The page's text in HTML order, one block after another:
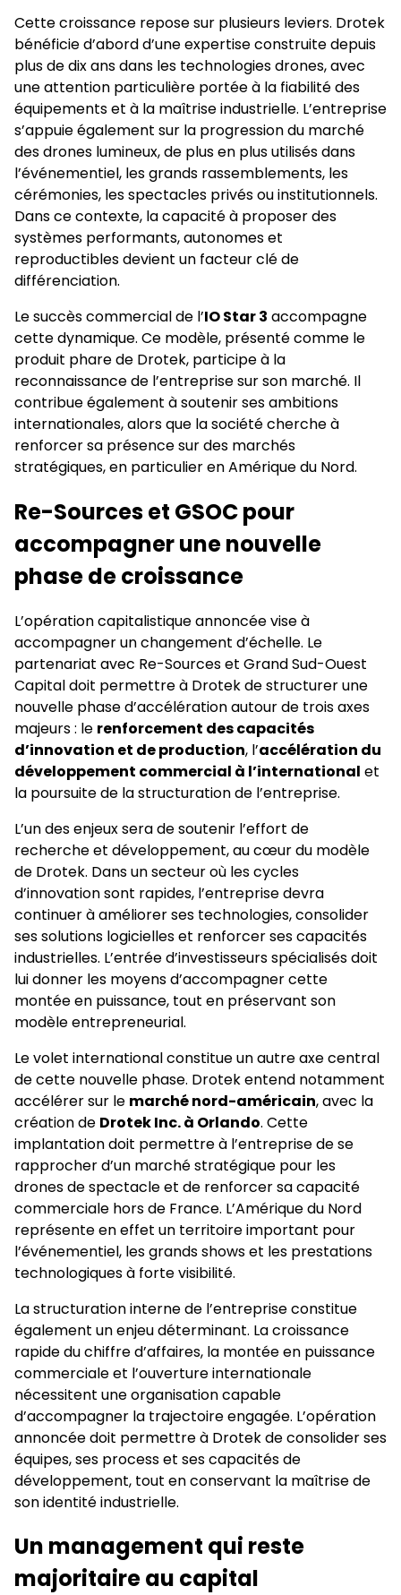
Cette croissance repose sur plusieurs leviers. Drotek
bénéficie d’abord d’une expertise construite depuis
plus de dix ans dans les technologies drones, avec
une attention particulière portée à la fiabilité des
équipements et à la maîtrise industrielle. L’entreprise
s’appuie également sur la progression du marché
des drones lumineux, de plus en plus utilisés dans
l’événementiel, les grands rassemblements, les
cérémonies, les spectacles privés ou institutionnels.
Dans ce contexte, la capacité à proposer des
systèmes performants, autonomes et
reproductibles devient un facteur clé de
différenciation.
Le succès commercial de l’IO Star 3 accompagne
cette dynamique. Ce modèle, présenté comme le
produit phare de Drotek, participe à la
reconnaissance de l’entreprise sur son marché. Il
contribue également à soutenir ses ambitions
internationales, alors que la société cherche à
renforcer sa présence sur des marchés
stratégiques, en particulier en Amérique du Nord.
Re-Sources et GSOC pour
accompagner une nouvelle
phase de croissance
L’opération capitalistique annoncée vise à
accompagner un changement d’échelle. Le
partenariat avec Re-Sources et Grand Sud-Ouest
Capital doit permettre à Drotek de structurer une
nouvelle phase d’accélération autour de trois axes
majeurs : le renforcement des capacités
d’innovation et de production, l’accélération du
développement commercial à l’international et
la poursuite de la structuration de l’entreprise.
L’un des enjeux sera de soutenir l’effort de
recherche et développement, au cœur du modèle
de Drotek. Dans un secteur où les cycles
d’innovation sont rapides, l’entreprise devra
continuer à améliorer ses technologies, consolider
ses solutions logicielles et renforcer ses capacités
industrielles. L’entrée d’investisseurs spécialisés doit
lui donner les moyens d’accompagner cette
montée en puissance, tout en préservant son
modèle entrepreneurial.
Le volet international constitue un autre axe central
de cette nouvelle phase. Drotek entend notamment
accélérer sur le marché nord-américain, avec la
création de Drotek Inc. à Orlando. Cette
implantation doit permettre à l’entreprise de se
rapprocher d’un marché stratégique pour les
drones de spectacle et de renforcer sa capacité
commerciale hors de France. L’Amérique du Nord
représente en effet un territoire important pour
l’événementiel, les grands shows et les prestations
technologiques à forte visibilité.
La structuration interne de l’entreprise constitue
également un enjeu déterminant. La croissance
rapide du chiffre d’affaires, la montée en puissance
commerciale et l’ouverture internationale
nécessitent une organisation capable
d’accompagner la trajectoire engagée. L’opération
annoncée doit permettre à Drotek de consolider ses
équipes, ses process et ses capacités de
développement, tout en conservant la maîtrise de
son identité industrielle.
Un management qui reste
majoritaire au capital